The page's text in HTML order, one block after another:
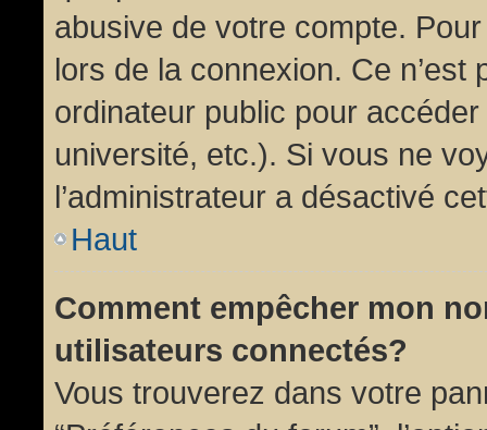
abusive de votre compte.
lors de la connexion. Ce
ordinateur public pour
université, etc.). Si vous ne
l’administrateur a désactivé
Haut
Comment empêcher mon
utilisateurs connectés?
Vous trouverez dans votre